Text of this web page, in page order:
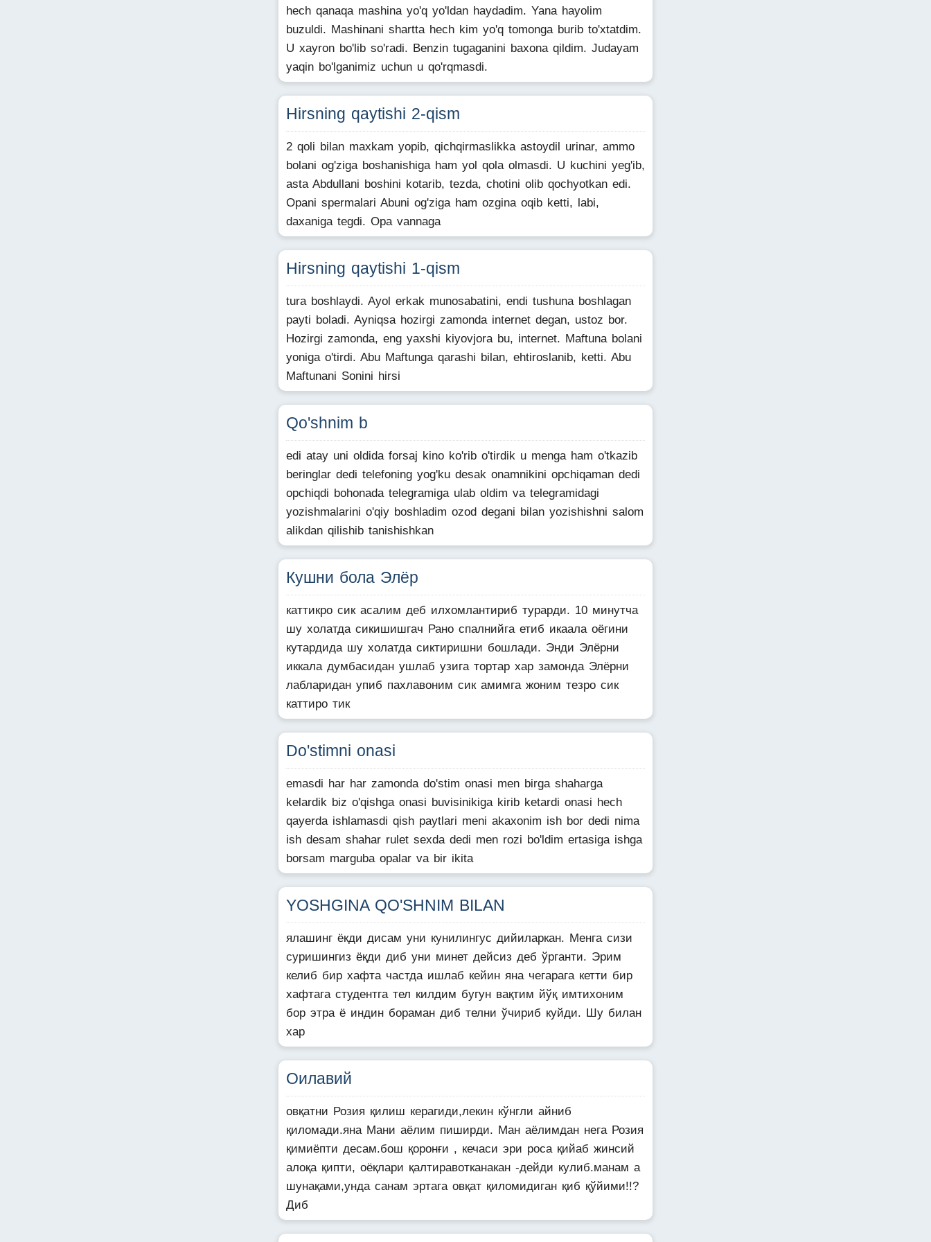
hech qanaqa mashina yo'q yo'ldan haydadim. Yana hayolim
buzuldi. Mashinani shartta hech kim yo'q tomonga burib to'xtatdim.
U xayron bo'lib so'radi. Benzin tugaganini baxona qildim. Judayam
yaqin bo'lganimiz uchun u qo'rqmasdi.
Hirsning qaytishi 2-qism
2 qoli bilan maxkam yopib, qichqirmaslikka astoydil urinar, ammo
bolani og'ziga boshanishiga ham yol qola olmasdi. U kuchini yeg'ib,
asta Abdullani boshini kotarib, tezda, chotini olib qochyotkan edi.
Opani spermalari Abuni og'ziga ham ozgina oqib ketti, labi,
daxaniga tegdi. Opa vannaga
Hirsning qaytishi 1-qism
tura boshlaydi. Ayol erkak munosabatini, endi tushuna boshlagan
payti boladi. Ayniqsa hozirgi zamonda internet degan, ustoz bor.
Hozirgi zamonda, eng yaxshi kiyovjora bu, internet. Maftuna bolani
yoniga o'tirdi. Abu Maftunga qarashi bilan, ehtiroslanib, ketti. Abu
Maftunani Sonini hirsi
Qo'shnim b
edi atay uni oldida forsaj kino ko'rib o'tirdik u menga ham o'tkazib
beringlar dedi telefoning yog'ku desak onamnikini opchiqaman dedi
opchiqdi bohonada telegramiga ulab oldim va telegramidagi
yozishmalarini o'qiy boshladim ozod degani bilan yozishishni salom
alikdan qilishib tanishishkan
Кушни бола Элёр
каттикро сик асалим деб илхомлантириб турарди. 10 минутча
шу холатда сикишишгач Рано спалнийга етиб икаала оёгини
кутардида шу холатда сиктиришни бошлади. Энди Элёрни
иккала думбасидан ушлаб узига тортар хар замонда Элёрни
лабларидан упиб пахлавоним сик амимга жоним тезро сик
каттиро тик
Do'stimni onasi
emasdi har har zamonda do'stim onasi men birga shaharga
kelardik biz o'qishga onasi buvisinikiga kirib ketardi onasi hech
qayerda ishlamasdi qish paytlari meni akaxonim ish bor dedi nima
ish desam shahar rulet sexda dedi men rozi bo'ldim ertasiga ishga
borsam marguba opalar va bir ikita
YOSHGINA QO'SHNIM BILAN
ялашинг ёкди дисам уни кунилингус дийиларкан. Менга сизи
суришингиз ёқди диб уни минет дейсиз деб ўрганти. Эрим
келиб бир хафта частда ишлаб кейин яна чегарага кетти бир
хафтага студентга тел килдим бугун вақтим йўқ имтихоним
бор этра ё индин бораман диб телни ўчириб куйди. Шу билан
хар
Оилавий
овқатни Розия қилиш керагиди,лекин кўнгли айниб
қиломади.яна Мани аёлим пиширди. Ман аёлимдан нега Розия
қимиёпти десам.бош қоронғи , кечаси эри роса қийаб жинсий
алоқа қипти, оёқлари қалтиравотканакан -дейди кулиб.манам а
шунақами,унда санам эртага овқат қиломидиган қиб қўйими!!?
Диб